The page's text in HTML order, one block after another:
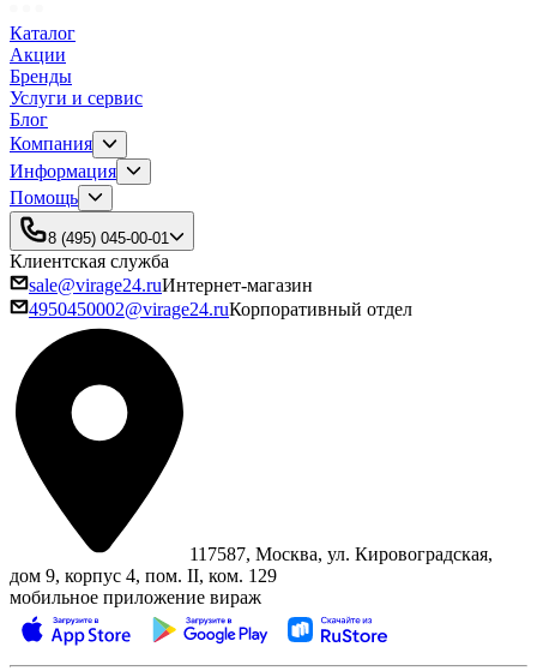
Каталог
Акции
Бренды
Услуги и сервис
Блог
Компания
Информация
Помощь
8 (495) 045-00-01
Клиентская служба
sale@virage24.ruИнтернет-магазин
4950450002@virage24.ruКорпоративный отдел
117587, Москва, ул. Кировоградская,
дом 9, корпус 4, пом. II, ком. 129
мобильное приложение вираж